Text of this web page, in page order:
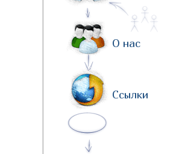
О нас
Ссылки